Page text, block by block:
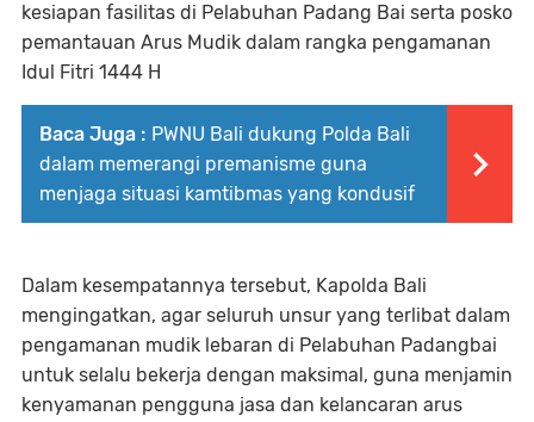
kesiapan fasilitas di Pelabuhan Padang Bai serta posko
pemantauan Arus Mudik dalam rangka pengamanan
Idul Fitri 1444 H
Baca Juga : PWNU Bali dukung Polda Bali
dalam memerangi premanisme guna
menjaga situasi kamtibmas yang kondusif
Dalam kesempatannya tersebut, Kapolda Bali
mengingatkan, agar seluruh unsur yang terlibat dalam
pengamanan mudik lebaran di Pelabuhan Padangbai
untuk selalu bekerja dengan maksimal, guna menjamin
kenyamanan pengguna jasa dan kelancaran arus